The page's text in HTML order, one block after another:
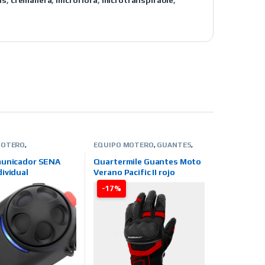
,
LINE,MARCAS,
SENA
-17%
EQUIPO MOTERO, GUANTES,
LINE,MARCAS ,QUARTER MILE
Quartermile Guantes Moto
Verano Pacific II rojo